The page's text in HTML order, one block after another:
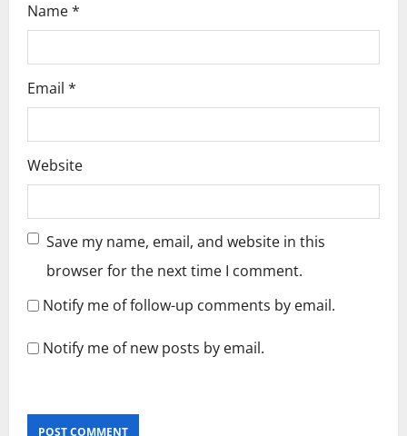
Name*
Email *
Website
Save my name, email, and website in this
browser for the next time I comment.
Notify me of follow-up comments by email.
Notify me of new posts by email.